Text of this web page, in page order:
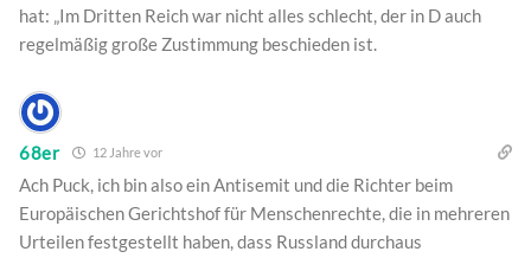
hat: „Im Dritten Reich war nicht alles schlecht, der in D auch
regelmäßig große Zustimmung beschieden ist.
68er 12 Jahre vor
Ach Puck, ich bin also ein Antisemit und die Richter beim
Europäischen Gerichtshof für Menschenrechte, die in mehreren
Urteilen festgestellt haben, dass Russland durchaus